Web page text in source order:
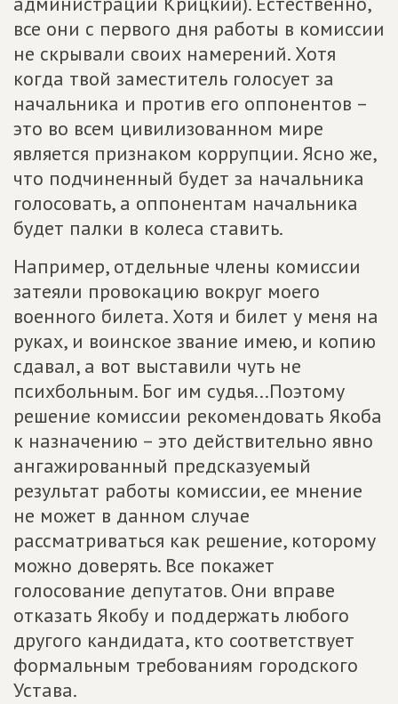
все они с первого дня работы в комиссии
не скрывали своих намерений. Хотя
когда твой заместитель голосует за
начальника и против его оппонентов –
это во всем цивилизованном мире
является признаком коррупции. Ясно же,
что подчиненный будет за начальника
голосовать, а оппонентам начальника
будет палки в колеса ставить.
Например, отдельные члены комиссии
затеяли провокацию вокруг моего
военного билета. Хотя и билет у меня на
руках, и воинское звание имею, и копию
сдавал, а вот выставили чуть не
психбольным. Бог им судья...Поэтому
решение комиссии рекомендовать Якоба
к назначению – это действительно явно
ангажированный предсказуемый
результат работы комиссии, ее мнение
не может в данном случае
рассматриваться как решение, которому
можно доверять. Все покажет
голосование депутатов. Они вправе
отказать Якобу и поддержать любого
другого кандидата, кто соответствует
формальным требованиям городского
Устава.